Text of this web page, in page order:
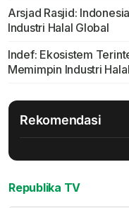
Arsjad Rasjid:
Industri Halal Global
Indef: Ekosistem
Memimpin Industri
Rekomendasi
Republika TV